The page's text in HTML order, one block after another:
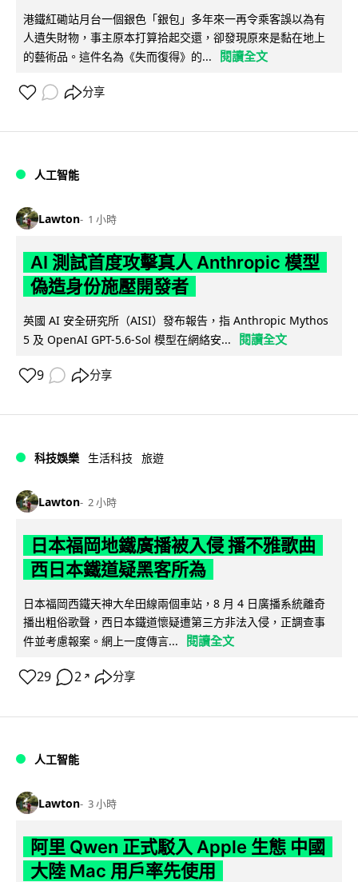
港鐵紅磡站月台一個銀色「銀包」多年來一再令乘客誤以為有
人遺失財物，事主原本打算拾起交還，卻發現原來是黏在地上
的藝術品。這件名為《失而復得》的...
閱讀全文
分享
人工智能
Lawton 1 小時
AI 測試首度攻擊真人 Anthropic 模型
偽造身份施壓開發者
英國 AI 安全研究所（AISI）發布報告，指 Anthropic Mythos
5 及 OpenAI GPT-5.6-Sol 模型在網絡安...
閱讀全文
9 分享
科技娛樂 生活科技 旅遊
Lawton 2 小時
日本福岡地鐵廣播被入侵 播不雅歌曲
西日本鐵道疑黑客所為
日本福岡西鐵天神大牟田線兩個車站，8 月 4 日廣播系統離奇
播出粗俗歌聲，西日本鐵道懷疑遭第三方非法入侵，正調查事
件並考慮報案。網上一度傳言...
閱讀全文
29 2 ↗ 分享
人工智能
Lawton 3 小時
阿里 Qwen 正式駁入 Apple 生態 中國
大陸 Mac 用戶率先使用